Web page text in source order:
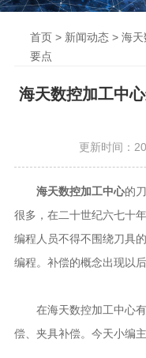
首页> 新闻动态> 海天
要点
海天数控加工中
更新时间：
海天数控加工中心的
很多，在二十世纪六七十
编程人员不得不围绕刀具
编程。补偿的概念出现以
在海天数控加工中心有
偿、夹具补偿。今天小编